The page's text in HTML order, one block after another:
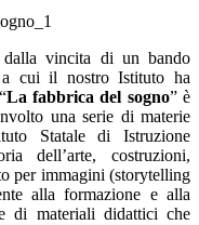
vincita di un bando
a cui il nostro Istituto ha
La fabbrica del sogno” è
una serie di materie
Statale di Istruzione
dell’arte, costruzioni,
per immagini (storytelling
alla formazione e alla
di materiali didattici che